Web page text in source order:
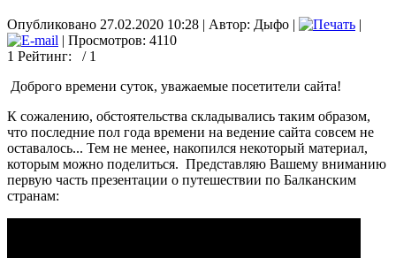
Опубликовано 27.02.2020 10:28 | Автор: Дыфо |
|
| Просмотров: 4110
1 Рейтинг:
/ 1
Доброго времени суток, уважаемые посетители сайта!
К сожалению, обстоятельства складывались таким образом,
что последние пол года времени на ведение сайта совсем не
оставалось... Тем не менее, накопился некоторый материал,
которым можно поделиться. Представляю Вашему вниманию
первую часть презентации о путешествии по Балканским
странам: